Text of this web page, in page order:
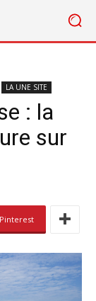
LA UNE SITE
: la
sur
Pinterest